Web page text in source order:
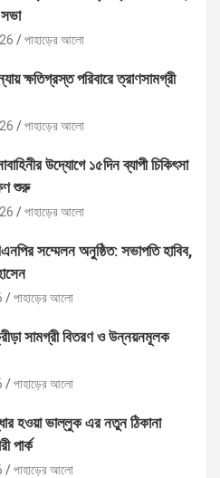
পাহাড়ের আলো
ক্ষতিগ্রস্ত পরিবারে ত্রাণসামগ্রী
পাহাড়ের আলো
উদ্যোগে ১৫দিন ব্যাপী চিকিৎসা
শুরু
পাহাড়ের আলো
সম্মেলন অনুষ্ঠিত: সভাপতি হাবিব,
পাহাড়ের আলো
সামগ্রী বিতরণ ও উন্নয়নমূলক
পাহাড়ের আলো
হওয়া ভাল্লুক এর নতুন ঠিকানা
পার্ক
পাহাড়ের আলো